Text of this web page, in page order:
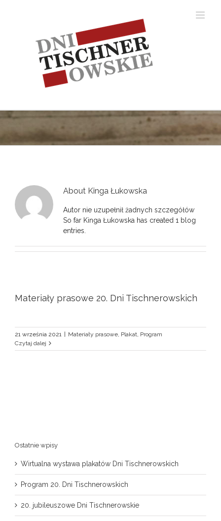
About Kinga Łukowska
Autor nie uzupełnił żadnych szczegółów
So far Kinga Łukowska has created 1 blog
entries.
Materiały prasowe 20. Dni Tischnerowskich
21 września 2021 Materiały prasowe, Plakat, Program
Czytaj dalej
Ostatnie wpisy
Wirtualna wystawa plakatów Dni Tischnerowskich
Program 20. Dni Tischnerowskich
20. jubileuszowe Dni Tischnerowskie